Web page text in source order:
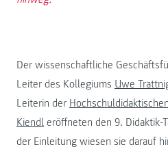
Der wissenschaftliche
Leiter des Kollegiums Uwe
Leiterin der
Kiendl eröffneten den 9. Didaktik-
der Einleitung wiesen sie darauf